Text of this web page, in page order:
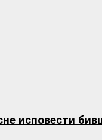
исповести